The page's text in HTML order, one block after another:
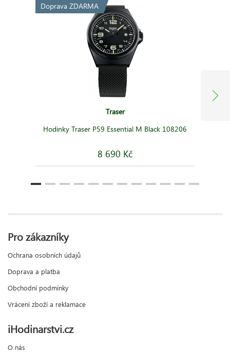
Doprava ZDARMA
Traser
Hodinky Traser P59 Essential M Black 108206
8 690 Kč
Pro zákazníky
Ochrana osobních údajů
Doprava a platba
Obchodní podmínky
Vrácení zboží a reklamace
iHodinarstvi.cz
O nás